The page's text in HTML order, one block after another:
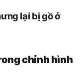
lại bị gồ ở
chỉnh hình